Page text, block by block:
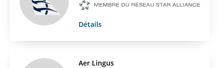
Détails
Aer Lingus